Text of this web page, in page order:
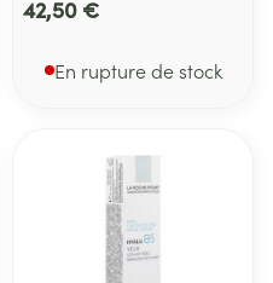
42,50 €
En rupture de stock